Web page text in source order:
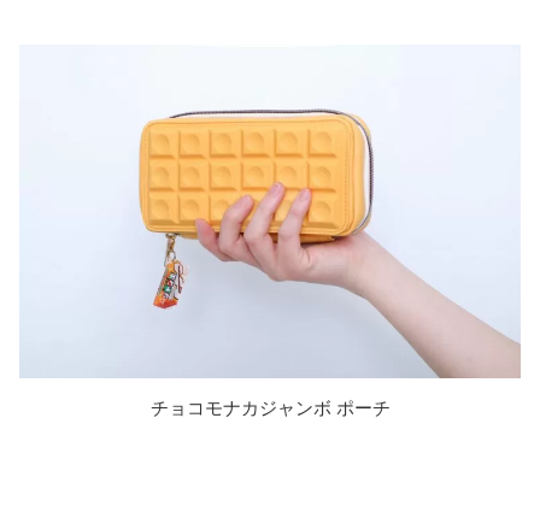
チョコモナカジャンボ ポーチ